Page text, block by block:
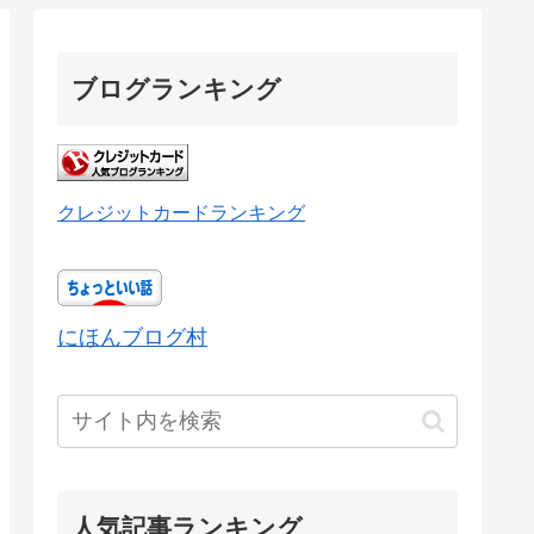
ブログランキング
クレジットカードランキング
にほんブログ村
人気記事ランキング